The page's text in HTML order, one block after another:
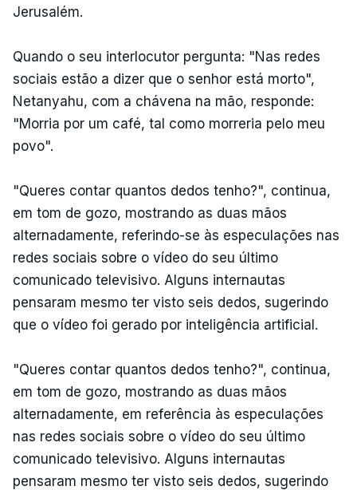
Jerusalém.
Quando o seu interlocutor pergunta: "Nas redes
sociais estão a dizer que o senhor está morto",
Netanyahu, com a chávena na mão, responde:
"Morria por um café, tal como morreria pelo meu
povo".
"Queres contar quantos dedos tenho?", continua,
em tom de gozo, mostrando as duas mãos
alternadamente, referindo-se às especulações nas
redes sociais sobre o vídeo do seu último
comunicado televisivo. Alguns internautas
pensaram mesmo ter visto seis dedos, sugerindo
que o vídeo foi gerado por inteligência artificial.
"Queres contar quantos dedos tenho?", continua,
em tom de gozo, mostrando as duas mãos
alternadamente, em referência às especulações
nas redes sociais sobre o vídeo do seu último
comunicado televisivo. Alguns internautas
pensaram mesmo ter visto seis dedos, sugerindo